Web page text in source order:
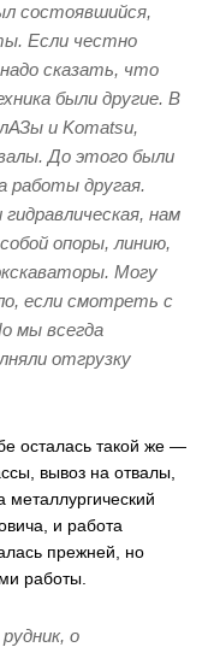
состоявшийся,
Если честно
сказать, что
были другие. В
и Komatsu,
До этого были
работы другая.
нам
опоры, линию,
Могу
если смотреть с
мы всегда
отгрузку
осталась такой же —
вывоз на отвалы,
металлургический
и работа
прежней, но
работы.
о